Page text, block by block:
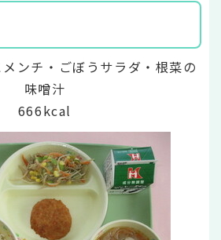
ンチ・ごぼうサラダ・根菜の
味噌汁
666kcal